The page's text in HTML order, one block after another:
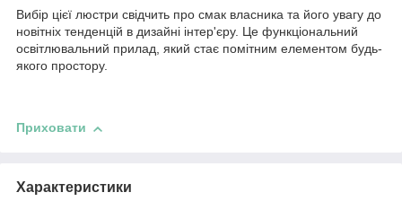
Вибір цієї люстри свідчить про смак власника та його увагу до
новітніх тенденцій в дизайні інтер'єру. Це функціональний
освітлювальний прилад, який стає помітним елементом будь-
якого простору.
Приховати
Характеристики